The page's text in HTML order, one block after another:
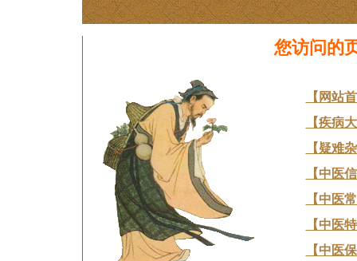
您访问的
【网站
【疾病
【疑难
【中医
【中医
【中医
【中医